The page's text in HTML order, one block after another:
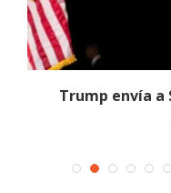
Trump envía a